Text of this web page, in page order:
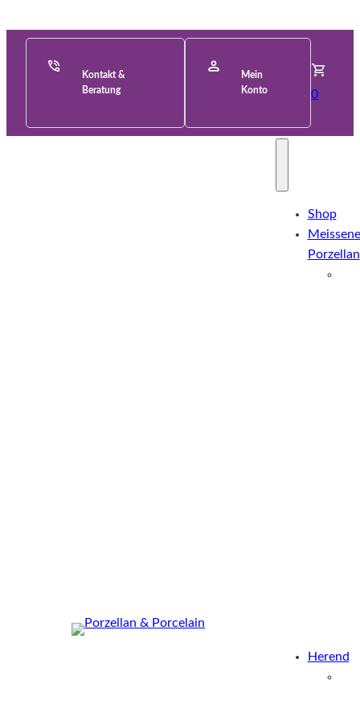
Kontakt &
Beratung
Mein
Konto
0
Shop
Porzellan
Herend